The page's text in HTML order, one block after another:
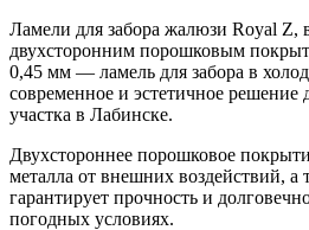
Ламели для забора жалюзи Royal Z,
двухсторонним порошковым
0,45 мм — ламель для забора в
современное и эстетичное решение
участка в Лабинске.
Двухстороннее порошковое
металла от внешних воздействий,
гарантирует прочность и
погодных условиях.